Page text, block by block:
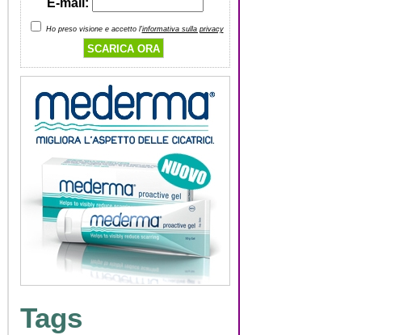
Ho preso visione e accetto l'informativa sulla privacy
Tags